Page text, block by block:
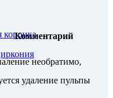
коронка
Комментарий
необратимо,
удаление пульпы